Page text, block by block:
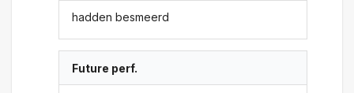
hadden besmeerd
Future perf.